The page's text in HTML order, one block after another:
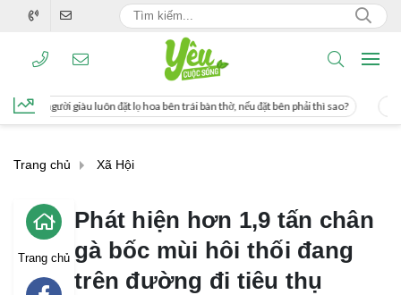
hoa bên trái bàn thờ, nếu đặt bên phải thì sao? Cách uống nước mía giúp
Trang chủ Xã Hội
Trang chủ
Phát hiện hơn 1,9 tấn chân
gà bốc mùi hôi thối đang
trên đường đi tiêu thụ